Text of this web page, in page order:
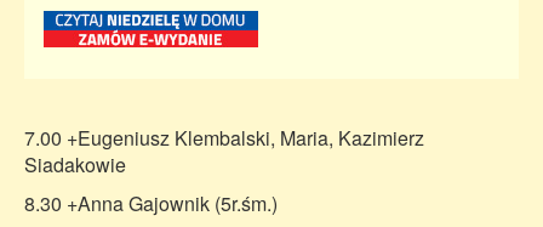
7.00 +Eugeniusz Klembalski, Maria, Kazimierz
Siadakowie
8.30 +Anna Gajownik (5r.śm.)